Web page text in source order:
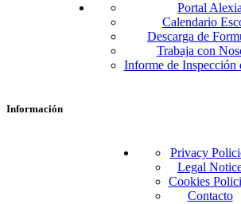
Portal Alexia
Calendario
Descarga de
Trabaja con
Informe de Inspección
Información
Privacy
Legal
Cookies
Contacto